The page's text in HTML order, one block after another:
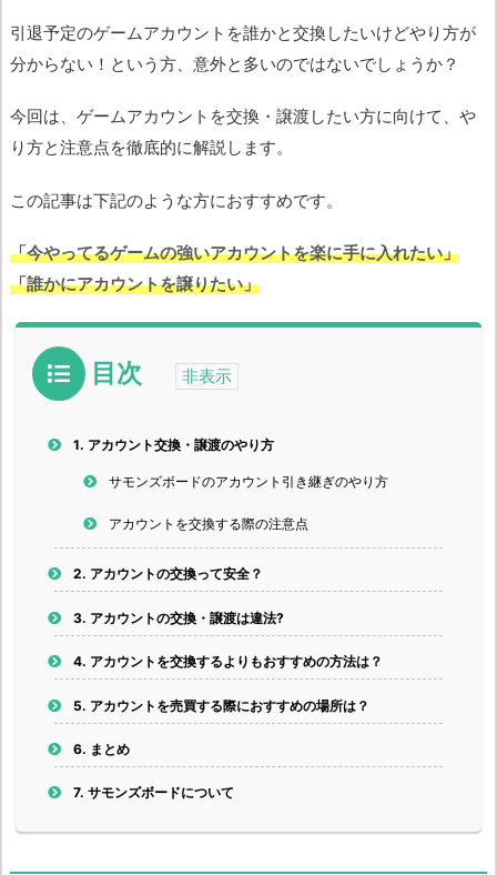
引退予定のゲームアカウントを誰かと交換したいけどやり方が
分からない！という方、意外と多いのではないでしょうか？
今回は、ゲームアカウントを交換・譲渡したい方に向けて、や
り方と注意点を徹底的に解説します。
この記事は下記のような方におすすめです。
「今やってるゲームの強いアカウントを楽に手に入れたい」
「誰かにアカウントを譲りたい」
目次
1. アカウント交換・譲渡のやり方
サモンズボードのアカウント引き継ぎのやり方
アカウントを交換する際の注意点
2. アカウントの交換って安全？
3. アカウントの交換・譲渡は違法?
4. アカウントを交換するよりもおすすめの方法は？
5. アカウントを売買する際におすすめの場所は？
6. まとめ
7. サモンズボードについて